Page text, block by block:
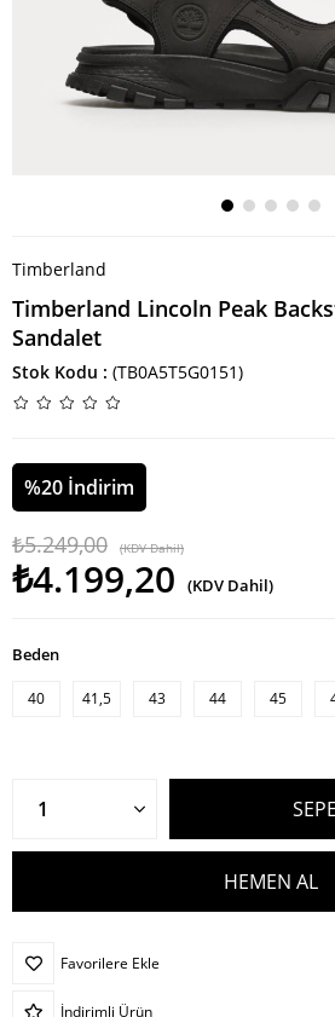
Timberland
Timberland Lincoln Peak
Sandalet
Stok Kodu (TB0A5T5G0151)
%20 İndirim
₺5.249,00 (KDV Dahil)
₺4.199,20 (KDV Dahil)
Beden
40 41,5 43 44 45
Favorilere Ekle
İndirimli Ürün